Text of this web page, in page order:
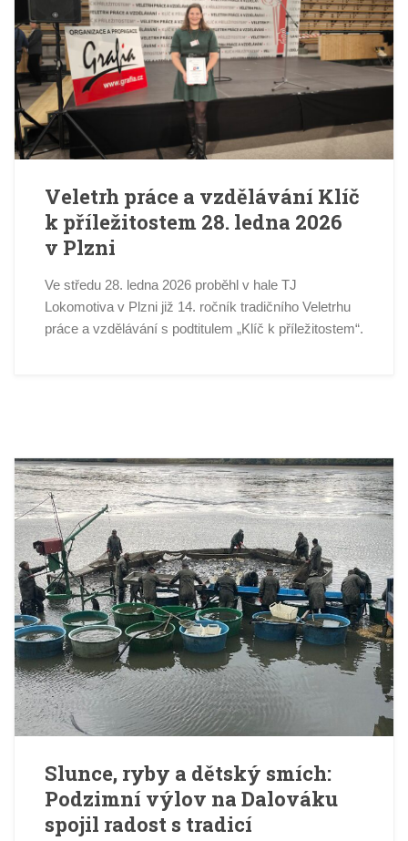
Veletrh práce a vzdělávání Klíč
k příležitostem 28. ledna 2026
v Plzni
Ve středu 28. ledna 2026 proběhl v hale TJ
Lokomotiva v Plzni již 14. ročník tradičního Veletrhu
práce a vzdělávání s podtitulem „Klíč k příležitostem“.
Slunce, ryby a dětský smích:
Podzimní výlov na Dalováku
spojil radost s tradicí